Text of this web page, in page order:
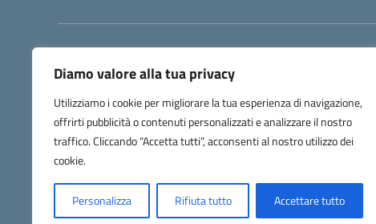
Diamo valore alla tua privacy
Utilizziamo i cookie per migliorare la tua esperienza di navigazione,
offrirti pubblicità o contenuti personalizzati e analizzare il nostro
traffico. Cliccando “Accetta tutti”, acconsenti al nostro utilizzo dei
cookie.
Personalizza Rifiuta tutto Accettare tutto